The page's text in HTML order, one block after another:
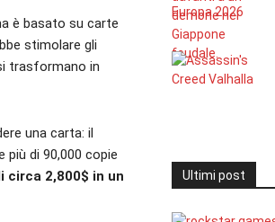
è basato su carte
stimolare gli
trasformano in
una carta: il
più di 90,000 copie
circa 2,800$ in un
Ultimi post